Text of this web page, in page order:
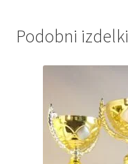
Podobni izdelki